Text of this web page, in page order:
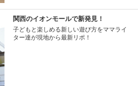
関西のイオンモールで新発見！
子どもと楽しめる新しい遊び方をママライ
ター達が現地から最新リポ！